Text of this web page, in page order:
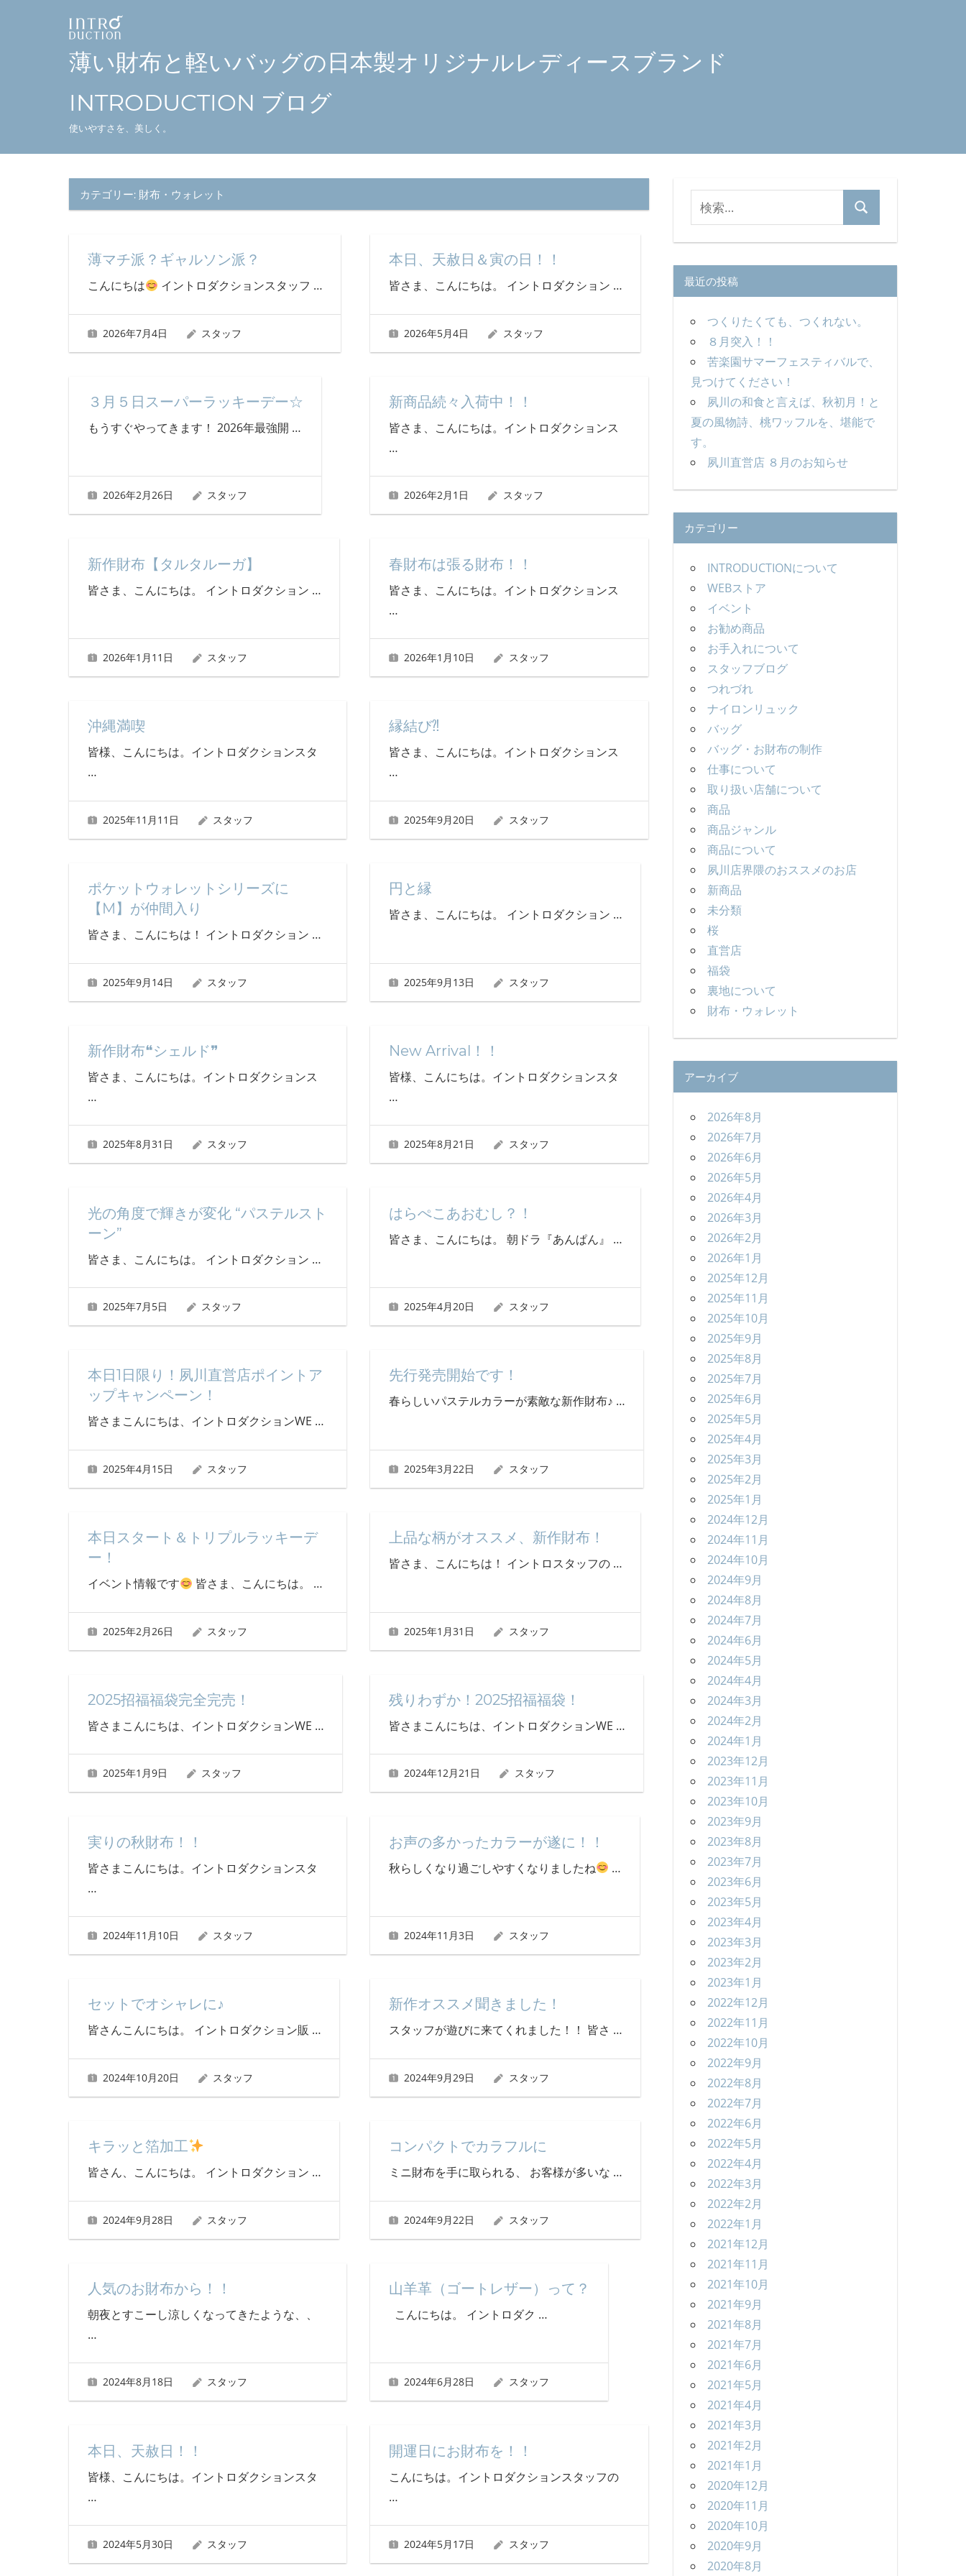
キ
薄い財布と軽いバッグの日本製オリジナルレディースブランド
INTRODUCTION ブログ
使いやすさを、美しく。
カテゴリー: 財布・ウォレット
薄マチ派？ギャルソン派？
こんにちは イントロダクションスタッフ …
2026年7月4日 スタッフ
本日、天赦日＆寅の日！！
皆さま、こんにちは。 イントロダクション …
2026年5月4日 スタッフ
３月５日スーパーラッキーデー☆
もうすぐやってきます！ 2026年最強開 …
2026年2月26日 スタッフ
新商品続々入荷中！！
皆さま、こんにちは。イントロダクションス
…
2026年2月1日 スタッフ
新作財布【タルタルーガ】
皆さま、こんにちは。 イントロダクション …
2026年1月11日 スタッフ
春財布は張る財布！！
皆さま、こんにちは。イントロダクションス
…
2026年1月10日 スタッフ
沖縄満喫
皆様、こんにちは。イントロダクションスタ
…
2025年11月11日 スタッフ
縁結び⁈
皆さま、こんにちは。イントロダクションス
…
2025年9月20日 スタッフ
ポケットウォレットシリーズに
【M】が仲間入り
皆さま、こんにちは！ イントロダクション …
2025年9月14日 スタッフ
円と縁
皆さま、こんにちは。 イントロダクション …
2025年9月13日 スタッフ
新作財布❝シェルド❞
皆さま、こんにちは。イントロダクションス
…
2025年8月31日 スタッフ
New Arrival！！
皆様、こんにちは。イントロダクションスタ
…
2025年8月21日 スタッフ
光の角度で輝きが変化 “パステルスト
ーン”
皆さま、こんにちは。 イントロダクション …
2025年7月5日 スタッフ
はらぺこあおむし？！
皆さま、こんにちは。 朝ドラ『あんぱん』 …
2025年4月20日 スタッフ
本日1日限り！夙川直営店ポイントア
ップキャンペーン！
皆さまこんにちは、イントロダクションWE …
2025年4月15日 スタッフ
先行発売開始です！
春らしいパステルカラーが素敵な新作財布♪ …
2025年3月22日 スタッフ
本日スタート＆トリプルラッキーデ
ー！
イベント情報です 皆さま、こんにちは。 …
2025年2月26日 スタッフ
上品な柄がオススメ、新作財布！
皆さま、こんにちは！ イントロスタッフの …
2025年1月31日 スタッフ
2025招福福袋完全完売！
皆さまこんにちは、イントロダクションWE …
2025年1月9日 スタッフ
残りわずか！2025招福福袋！
皆さまこんにちは、イントロダクションWE …
2024年12月21日 スタッフ
実りの秋財布！！
皆さまこんにちは。イントロダクションスタ
…
2024年11月10日 スタッフ
お声の多かったカラーが遂に！！
秋らしくなり過ごしやすくなりましたね …
2024年11月3日 スタッフ
セットでオシャレに♪
皆さんこんにちは。 イントロダクション販 …
2024年10月20日 スタッフ
新作オススメ聞きました！
スタッフが遊びに来てくれました！！ 皆さ …
2024年9月29日 スタッフ
キラッと箔加工
皆さん、こんにちは。 イントロダクション …
2024年9月28日 スタッフ
コンパクトでカラフルに
ミニ財布を手に取られる、 お客様が多いな …
2024年9月22日 スタッフ
人気のお財布から！！
朝夜とすこーし涼しくなってきたような、、
…
2024年8月18日 スタッフ
山羊革（ゴートレザー）って？
こんにちは。 イントロダク …
2024年6月28日 スタッフ
本日、天赦日！！
皆様、こんにちは。イントロダクションスタ
…
2024年5月30日 スタッフ
開運日にお財布を！！
こんにちは。イントロダクションスタッフの
…
2024年5月17日 スタッフ
対
検
最近の投稿
つくりたくても、つくれない。
８月突入！！
苦楽園サマーフェスティバルで、
見つけてください！
夙川の和食と言えば、秋初月！と
夏の風物詩、桃ワッフルを、堪能で
す。
夙川直営店 ８月のお知らせ
カテゴリー
INTRODUCTIONについて
WEBストア
イベント
お勧め商品
お手入れについて
スタッフブログ
つれづれ
ナイロンリュック
バッグ
バッグ・お財布の制作
仕事について
取り扱い店舗について
商品
商品ジャンル
商品について
夙川店界隈のおススメのお店
新商品
未分類
桜
直営店
福袋
裏地について
財布・ウォレット
アーカイブ
2026年8月
2026年7月
2026年6月
2026年5月
2026年4月
2026年3月
2026年2月
2026年1月
2025年12月
2025年11月
2025年10月
2025年9月
2025年8月
2025年7月
2025年6月
2025年5月
2025年4月
2025年3月
2025年2月
2025年1月
2024年12月
2024年11月
2024年10月
2024年9月
2024年8月
2024年7月
2024年6月
2024年5月
2024年4月
2024年3月
2024年2月
2024年1月
2023年12月
2023年11月
2023年10月
2023年9月
2023年8月
2023年7月
2023年6月
2023年5月
2023年4月
2023年3月
2023年2月
2023年1月
2022年12月
2022年11月
2022年10月
2022年9月
2022年8月
2022年7月
2022年6月
2022年5月
2022年4月
2022年3月
2022年2月
2022年1月
2021年12月
2021年11月
2021年10月
2021年9月
2021年8月
2021年7月
2021年6月
2021年5月
2021年4月
2021年3月
2021年2月
2021年1月
2020年12月
2020年11月
2020年10月
2020年9月
2020年8月